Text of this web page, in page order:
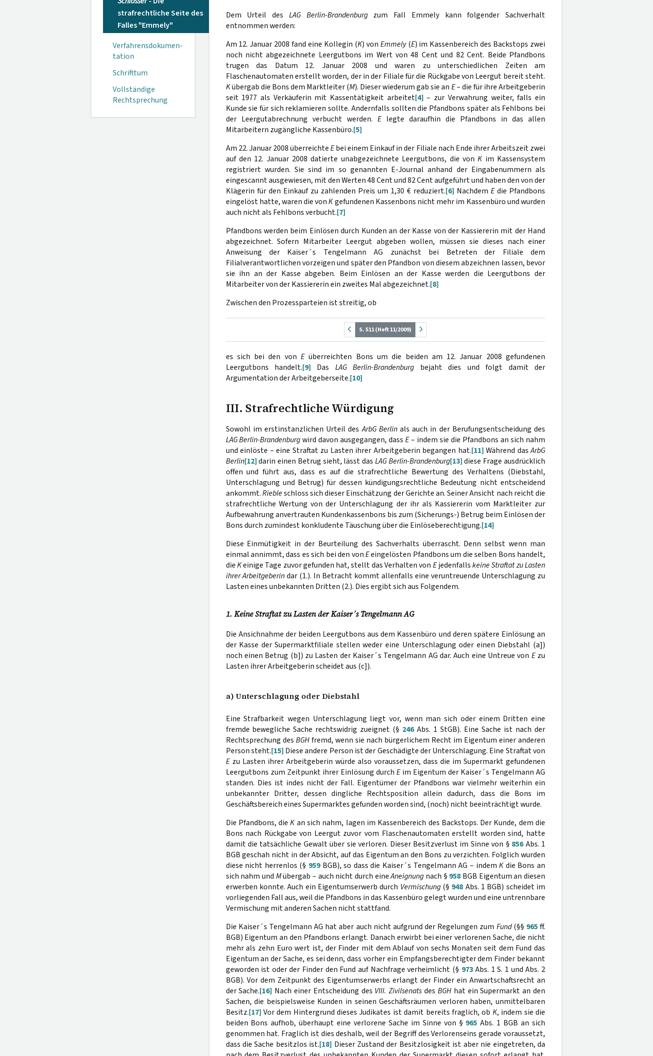
strafrechtliche Seite des
Falles "Emmely"
Verfahrensdokumen­
tation
Schrifttum
Vollständige
Rechtsprechung
Dem Urteil des LAG Berlin-Brandenburgzum Fall Emmely kann folgender Sachverhalt
entnommen werden:
Am 12. Januar 2008 fand eine Kollegin (K) von Emmely(E) im Kassenbereich des Backstops zwei
noch nicht abgezeichnete Leergutbons im Wert von 48 Cent und 82 Cent. Beide Pfandbons
trugen das Datum 12. Januar 2008 und waren zu unterschiedlichen Zeiten am
Flaschenautomaten erstellt worden, der in der Filiale für die Rückgabe von Leergut bereit steht.
Kübergab die Bons dem Marktleiter (M). Dieser wiederum gab sie an E– die für ihre Arbeitgeberin
seit 1977 als Verkäuferin mit Kassentätigkeit arbeitet[4] – zur Verwahrung weiter, falls ein
Kunde sie für sich reklamieren sollte. Andernfalls sollten die Pfandbons später als Fehlbons bei
der Leergutabrechnung verbucht werden. Elegte daraufhin die Pfandbons in das allen
Mitarbeitern zugängliche Kassenbüro.[5]
Am 22. Januar 2008 überreichteEbei einem Einkauf in der Filiale nach Ende ihrer Arbeitszeit zwei
auf den 12. Januar 2008 datierte unabgezeichnete Leergutbons, die vonKim Kassensystem
registriert wurden. Sie sind im so genannten E-Journal anhand der Eingabenummern als
eingescannt ausgewiesen, mit den Werten 48 Cent und 82 Cent aufgeführt und haben den von der
Klägerin für den Einkauf zu zahlenden Preis um 1,30 € reduziert.[6] Nachdem Edie Pfandbons
eingelöst hatte, waren die vonKgefundenen Kassenbons nicht mehr im Kassenbüro und wurden
auch nicht als Fehlbons verbucht.[7]
Pfandbons werden beim Einlösen durch Kunden an der Kasse von der Kassiererin mit der Hand
abgezeichnet. Sofern Mitarbeiter Leergut abgeben wollen, müssen sie dieses nach einer
Anweisung der Kaiser´s Tengelmann AG zunächst bei Betreten der Filiale dem
Filialverantwortlichen vorzeigen und später den Pfandbon von diesem abzeichnen lassen, bevor
sie ihn an der Kasse abgeben. Beim Einlösen an der Kasse werden die Leergutbons der
Mitarbeiter von der Kassiererin ein zweites Mal abgezeichnet.[8]
Zwischen den Prozessparteien ist streitig, ob
S. 511 (Heft 11/2009)
es sich bei den von Eüberreichten Bons um die beiden am 12. Januar 2008 gefundenen
Leergutbons handelt.[9] Das LAG Berlin-Brandenburg bejaht dies und folgt damit der
Argumentation der Arbeitgeberseite.[10]
III. Strafrechtliche Würdigung
Sowohl im erstinstanzlichen Urteil desArbG Berlinals auch in der Berufungsentscheidung des
LAG Berlin-Brandenburgwird davon ausgegangen, dassE– indem sie die Pfandbons an sich nahm
und einlöste – eine Straftat zu Lasten ihrer Arbeitgeberin begangen hat.[11] Während dasArbG
Berlin[12]darin einen Betrug sieht, lässt das LAG Berlin-Brandenburg[13]diese Frage ausdrücklich
offen und führt aus, dass es auf die strafrechtliche Bewertung des Verhaltens (Diebstahl,
Unterschlagung und Betrug) für dessen kündigungsrechtliche Bedeutung nicht entscheidend
ankommt.Riebleschloss sich dieser Einschätzung der Gerichte an. Seiner Ansicht nach reicht die
strafrechtliche Wertung von der Unterschlagung der ihr als Kassiererin vom Marktleiter zur
Aufbewahrung anvertrauten Kundenkassenbons bis zum (Sicherungs-) Betrug beim Einlösen der
Bons durch zumindest konkludente Täuschung über die Einlöseberechtigung.[14]
Diese Einmütigkeit in der Beurteilung des Sachverhalts überrascht. Denn selbst wenn man
einmal annimmt, dass es sich bei den vonEeingelösten Pfandbons um die selben Bons handelt,
dieKeinige Tage zuvor gefunden hat, stellt das Verhalten von Ejedenfallskeine Straftat zu Lasten
ihrer Arbeitgeberindar (1.). In Betracht kommt allenfalls eine veruntreuende Unterschlagung zu
Lasten eines unbekannten Dritten (2.). Dies ergibt sich aus Folgendem.
1. Keine Straftat zu Lasten der Kaiser´s Tengelmann AG
Die Ansichnahme der beiden Leergutbons aus dem Kassenbüro und deren spätere Einlösung an
der Kasse der Supermarktfiliale stellen weder eine Unterschlagung oder einen Diebstahl (a])
noch einen Betrug (b]) zu Lasten der Kaiser´s Tengelmann AG dar. Auch eine Untreue von Ezu
Lasten ihrer Arbeitgeberin scheidet aus (c]).
a) Unterschlagung oder Diebstahl
Eine Strafbarkeit wegen Unterschlagung liegt vor, wenn man sich oder einem Dritten eine
fremde bewegliche Sache rechtswidrig zueignet (§ 246Abs. 1 StGB). Eine Sache ist nach der
Rechtsprechung des BGHfremd, wenn sie nach bürgerlichem Recht im Eigentum einer anderen
Person steht.[15] Diese andere Person ist der Geschädigte der Unterschlagung. Eine Straftat von
Ezu Lasten ihrer Arbeitgeberin würde also voraussetzen, dass die im Supermarkt gefundenen
Leergutbons zum Zeitpunkt ihrer Einlösung durch Eim Eigentum der Kaiser´s Tengelmann AG
standen. Dies ist indes nicht der Fall. Eigentümer der Pfandbons war vielmehr weiterhin ein
unbekannter Dritter, dessen dingliche Rechtsposition allein dadurch, dass die Bons im
Geschäftsbereich eines Supermarktes gefunden worden sind, (noch) nicht beeinträchtigt wurde.
Die Pfandbons, dieKan sich nahm, lagen im Kassenbereich des Backstops. Der Kunde, dem die
Bons nach Rückgabe von Leergut zuvor vom Flaschenautomaten erstellt worden sind, hatte
damit die tatsächliche Gewalt über sie verloren. Dieser Besitzverlust im Sinne von § 856Abs. 1
BGB geschah nicht in der Absicht, auf das Eigentum an den Bons zu verzichten. Folglich wurden
diese nicht herrenlos (§ 959BGB), so dass die Kaiser´s Tengelmann AG – indemKdie Bons an
sich nahm und Mübergab – auch nicht durch eineAneignung nach § 958 BGB Eigentum an diesen
erwerben konnte. Auch ein Eigentumserwerb durch Vermischung(§ 948 Abs. 1 BGB) scheidet im
vorliegenden Fall aus, weil die Pfandbons in das Kassenbüro gelegt wurden und eine untrennbare
Vermischung mit anderen Sachen nicht stattfand.
Die Kaiser´s Tengelmann AG hat aber auch nicht aufgrund der Regelungen zum Fund(§§ 965ff.
BGB) Eigentum an den Pfandbons erlangt. Danach erwirbt bei einer verlorenen Sache, die nicht
mehr als zehn Euro wert ist, der Finder mit dem Ablauf von sechs Monaten seit dem Fund das
Eigentum an der Sache, es sei denn, dass vorher ein Empfangsberechtigter dem Finder bekannt
geworden ist oder der Finder den Fund auf Nachfrage verheimlicht (§ 973Abs. 1 S. 1 und Abs. 2
BGB). Vor dem Zeitpunkt des Eigentumserwerbs erlangt der Finder ein Anwartschaftsrecht an
der Sache.[16] Nach einer Entscheidung des VIII. Zivilsenatsdes BGHhat ein Supermarkt an den
Sachen, die beispielsweise Kunden in seinen Geschäftsräumen verloren haben, unmittelbaren
Besitz.[17] Vor dem Hintergrund dieses Judikates ist damit bereits fraglich, ob K, indem sie die
beiden Bons aufhob, überhaupt eine verlorene Sache im Sinne von § 965 Abs. 1 BGB an sich
genommen hat. Fraglich ist dies deshalb, weil der Begriff des Verlorenseins gerade voraussetzt,
dass die Sache besitzlos ist.[18] Dieser Zustand der Besitzlosigkeit ist aber nie eingetreten, da